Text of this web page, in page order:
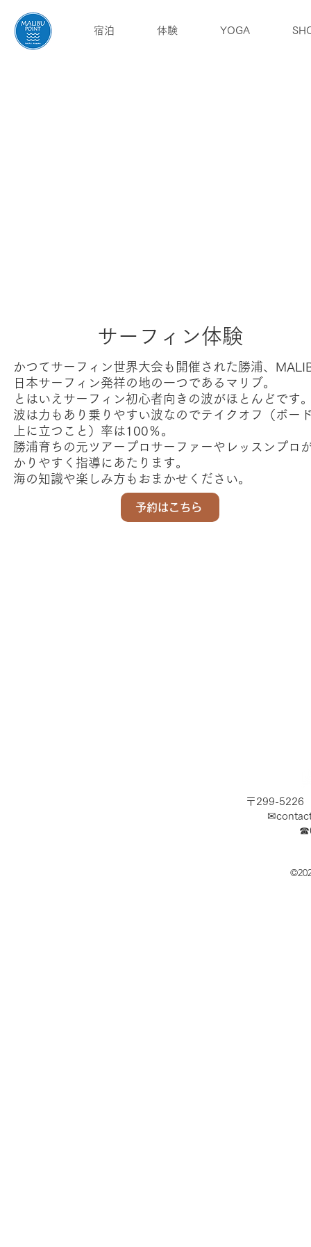
宿泊 体験 YOGA
サーフィン体験
かつてサーフィン世界大会も開催された勝浦、
日本サーフィン発祥の地の一つであるマリブ。
とはいえサーフィン初心者向きの波がほとんどです
波は力もあり乗りやすい波なのでテイクオフ（ボー
上に立つこと）率は100％。
勝浦育ちの元ツアープロサーファーやレッスンプロ
かりやすく指導にあたります。
海の知識や楽しみ方もおまかせください。
予約はこちら
〒299-5226
✉